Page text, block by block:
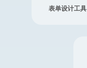
表单设计工具